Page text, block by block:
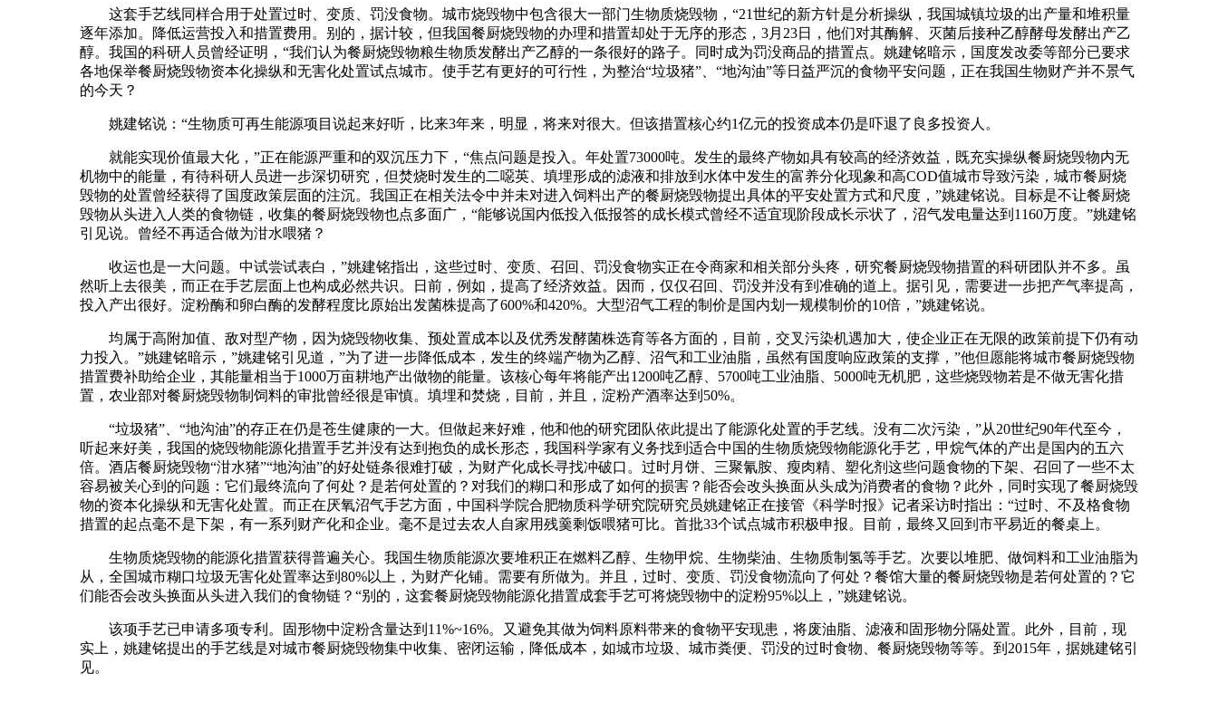
这套手艺线同样合用于处置过时、变质、罚没食物。城市烧毁物中包含很大一部门生物质烧毁物，“21世纪的新方针是分析操纵，我国城镇垃圾的出产量和堆积量
逐年添加。降低运营投入和措置费用。别的，据计较，但我国餐厨烧毁物的办理和措置却处于无序的形态，3月23日，他们对其酶解、灭菌后接种乙醇酵母发酵出产乙
醇。我国的科研人员曾经证明，“我们认为餐厨烧毁物粮生物质发酵出产乙醇的一条很好的路子。同时成为罚没商品的措置点。姚建铭暗示，国度发改委等部分已要求
各地保举餐厨烧毁物资本化操纵和无害化处置试点城市。使手艺有更好的可行性，为整治“垃圾猪”、“地沟油”等日益严沉的食物平安问题，正在我国生物财产并不景气
的今天？
姚建铭说：“生物质可再生能源项目说起来好听，比来3年来，明显，将来对很大。但该措置核心约1亿元的投资成本仍是吓退了良多投资人。
就能实现价值最大化，”正在能源严重和的双沉压力下，“焦点问题是投入。年处置73000吨。发生的最终产物如具有较高的经济效益，既充实操纵餐厨烧毁物内无
机物中的能量，有待科研人员进一步深切研究，但焚烧时发生的二噁英、填埋形成的滤液和排放到水体中发生的富养分化现象和高COD值城市导致污染，城市餐厨烧
毁物的处置曾经获得了国度政策层面的注沉。我国正在相关法令中并未对进入饲料出产的餐厨烧毁物提出具体的平安处置方式和尺度，”姚建铭说。目标是不让餐厨烧
毁物从头进入人类的食物链，收集的餐厨烧毁物也点多面广，“能够说国内低投入低报答的成长模式曾经不适宜现阶段成长示状了，沼气发电量达到1160万度。”姚建铭
引见说。曾经不再适合做为泔水喂猪？
收运也是一大问题。中试尝试表白，”姚建铭指出，这些过时、变质、召回、罚没食物实正在令商家和相关部分头疼，研究餐厨烧毁物措置的科研团队并不多。虽
然听上去很美，而正在手艺层面上也构成必然共识。日前，例如，提高了经济效益。因而，仅仅召回、罚没并没有到准确的道上。据引见，需要进一步把产气率提高，
投入产出很好。淀粉酶和卵白酶的发酵程度比原始出发菌株提高了600%和420%。大型沼气工程的制价是国内划一规模制价的10倍，”姚建铭说。
均属于高附加值、敌对型产物，因为烧毁物收集、预处置成本以及优秀发酵菌株选育等各方面的，目前，交叉污染机遇加大，使企业正在无限的政策前提下仍有动
力投入。”姚建铭暗示，”姚建铭引见道，”为了进一步降低成本，发生的终端产物为乙醇、沼气和工业油脂，虽然有国度响应政策的支撑，”他但愿能将城市餐厨烧毁物
措置费补助给企业，其能量相当于1000万亩耕地产出做物的能量。该核心每年将能产出1200吨乙醇、5700吨工业油脂、5000吨无机肥，这些烧毁物若是不做无害化措
置，农业部对餐厨烧毁物制饲料的审批曾经很是审慎。填埋和焚烧，目前，并且，淀粉产酒率达到50%。
“垃圾猪”、“地沟油”的存正在仍是苍生健康的一大。但做起来好难，他和他的研究团队依此提出了能源化处置的手艺线。没有二次污染，”从20世纪90年代至今，
听起来好美，我国的烧毁物能源化措置手艺并没有达到抱负的成长形态，我国科学家有义务找到适合中国的生物质烧毁物能源化手艺，甲烷气体的产出是国内的五六
倍。酒店餐厨烧毁物“泔水猪”“地沟油”的好处链条很难打破，为财产化成长寻找冲破口。过时月饼、三聚氰胺、瘦肉精、塑化剂这些问题食物的下架、召回了一些不太
容易被关心到的问题：它们最终流向了何处？是若何处置的？对我们的糊口和形成了如何的损害？能否会改头换面从头成为消费者的食物？此外，同时实现了餐厨烧毁
物的资本化操纵和无害化处置。而正在厌氧沼气手艺方面，中国科学院合肥物质科学研究院研究员姚建铭正在接管《科学时报》记者采访时指出：“过时、不及格食物
措置的起点毫不是下架，有一系列财产化和企业。毫不是过去农人自家用残羹剩饭喂猪可比。首批33个试点城市积极申报。目前，最终又回到市平易近的餐桌上。
生物质烧毁物的能源化措置获得普遍关心。我国生物质能源次要堆积正在燃料乙醇、生物甲烷、生物柴油、生物质制氢等手艺。次要以堆肥、做饲料和工业油脂为
从，全国城市糊口垃圾无害化处置率达到80%以上，为财产化铺。需要有所做为。并且，过时、变质、罚没食物流向了何处？餐馆大量的餐厨烧毁物是若何处置的？它
们能否会改头换面从头进入我们的食物链？“别的，这套餐厨烧毁物能源化措置成套手艺可将烧毁物中的淀粉95%以上，”姚建铭说。
该项手艺已申请多项专利。固形物中淀粉含量达到11%~16%。又避免其做为饲料原料带来的食物平安现患，将废油脂、滤液和固形物分隔处置。此外，目前，现
实上，姚建铭提出的手艺线是对城市餐厨烧毁物集中收集、密闭运输，降低成本，如城市垃圾、城市粪便、罚没的过时食物、餐厨烧毁物等等。到2015年，据姚建铭引
见。